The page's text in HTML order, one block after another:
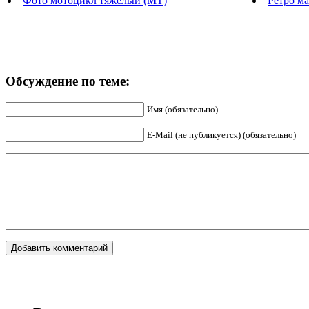
Обсуждение по теме:
Имя (обязательно)
E-Mail (не публикуется) (обязательно)